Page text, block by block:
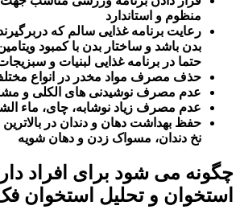
منظوم و استاندارد
رعایت برنامه غذایی سالم که
بدن باشد و ساختار بدن با کمبود
حتما در برنامه غذایی لبنیات و
حذف مصرف مواد مخدر در انواع
عدم مصرف نوشیدنی های الکلی و
عدم مصرف زیاد نوشابه، چای، ماء
حفظ بهداشت دهان و دندان در
نخ دندان، مسواک زدن و دهان شویه
چگونه می شود برای افراد
استخوان و تحلیل استخوان